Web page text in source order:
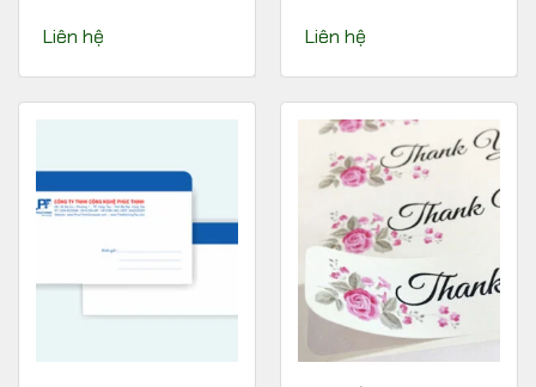
Liên hệ Liên hệ